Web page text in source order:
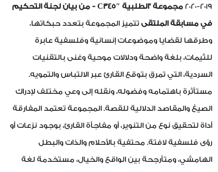
2019-2020 مجموعة “الطلبية C345″ - من بيان لجنة التحكيم
في مسابقة الملتقى تتميز المجموعة بتعدد حبكاتها،
وطرقها لقضايا وموضوعات إنسانية وفلسفية عابرة
للثيمات، بلغة واضحة ودلالات موحية وغنى بالتقنيات
السردية، التي تمرق بتوقع القارئ عبر الالتباس والتمويه.
مستأثرة باهتمامه وفضوله، ونقله إلى وعي مختلف لإدراك
الصيغ والمقاصد الدلالية للقصة. المجموعة تعتمد المفارقة
أداة لتحقيق نوع من التنوير، أو مفاجأة القارئ، بوجود نزعات أو
رؤى فلسفية لافتة. محتفية بالأحلام والذات والبطل
الهامشي، ومتأرجحة بين الواقع والخيال، مستخدمة لغة